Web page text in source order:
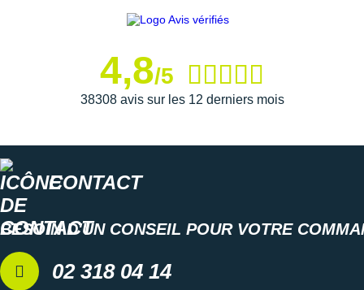
multitude de terrainset une durabilité sans faille face à
Semelle intérieure amovible
Toutes les
Les autres produitsNew Balance
4,8/5
38308 avis sur les 12 derniers mois
CONTACT
BESOIN D'UN CONSEIL POUR VOTRE
02 318 04 14